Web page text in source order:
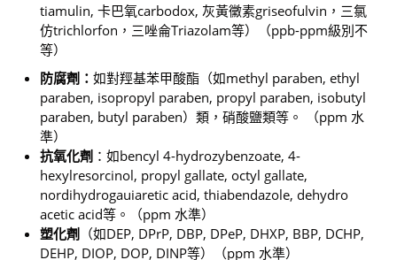
tiamulin, 卡巴氧carbodox, 灰黃黴素griseofulvin，三氯
仿trichlorfon，三唑侖Triazolam等）（ppb-ppm級別不
等）
防腐劑： 如對羥基苯甲酸酯（如methyl paraben, ethyl
paraben, isopropyl paraben, propyl paraben, isobutyl
paraben, butyl paraben）類，硝酸鹽類等。 （ppm 水
準）
抗氧化劑 ：如bencyl 4-hydrozybenzoate, 4-
hexylresorcinol, propyl gallate, octyl gallate,
nordihydrogauiaretic acid, thiabendazole, dehydro
acetic acid等。（ppm 水準）
塑化劑 （如DEP, DPrP, DBP, DPeP, DHXP, BBP, DCHP,
DEHP, DIOP, DOP, DINP等）（ppm 水準）